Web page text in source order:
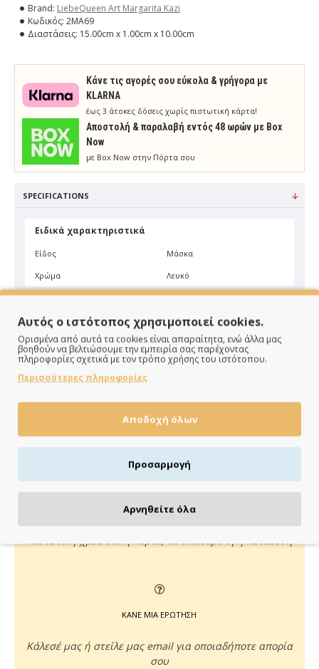
Brand: LiebeQueen Art Margarita Kazi
Κωδικός: 2MA69
Διαστάσεις: 15.00cm x 1.00cm x 10.00cm
Κάνε τις αγορές σου εύκολα & γρήγορα με
KLARNA
έως 3 άτοκες δόσεις χωρίς πιστωτική κάρτα!
Aποστολή & παραλαβή εντός 48 ωρών με Box
Now
με Box Now στην Πόρτα σου
SPECIFICATIONS
Ειδικά χαρακτηριστικά
Είδος Μάσκα
Χρώμα Λευκό
Άμεση αποστολή της παραγγελίας σου σε 1 - 2 εργάσιμες
ημέρες
ΠΛΗΡΩΝΕΙΣ ΟΠΩΣ ΘΕΣ
Πιστωτική/χρεωστική κάρτα, αντικαταβολή ή κατάθεση
ΚΑΝΕ ΜΙΑ ΕΡΩΤΗΣΗ
Κάλεσέ μας ή στείλε μας email για οποιαδήποτε απορία
σου
Αυτός ο ιστότοπος χρησιμοποιεί cookies.
Ορισμένα από αυτά τα cookies είναι απαραίτητα, ενώ άλλα μας
βοηθούν να βελτιώσουμε την εμπειρία σας παρέχοντας
πληροφορίες σχετικά με τον τρόπο χρήσης του ιστότοπου.
Περισσότερες πληροφορίες
Αποδοχή όλων
Προσαρμογή
Αρνηθείτε όλα